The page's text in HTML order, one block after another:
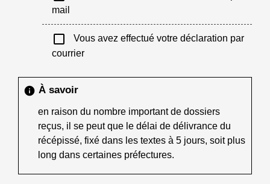
mail
check_box_outline_blank
Vous avez effectué votre déclaration par
courrier
info À savoir
en raison du nombre important de dossiers
reçus, il se peut que le délai de délivrance du
récépissé, fixé dans les textes à 5 jours, soit plus
long dans certaines préfectures.